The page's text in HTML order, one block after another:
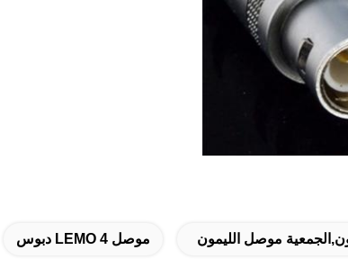
موصل LEMO 4 دبوس